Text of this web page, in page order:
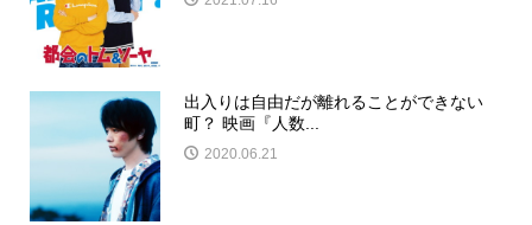
出入りは自由だが離れることができない
町？ 映画『人数...
2020.06.21